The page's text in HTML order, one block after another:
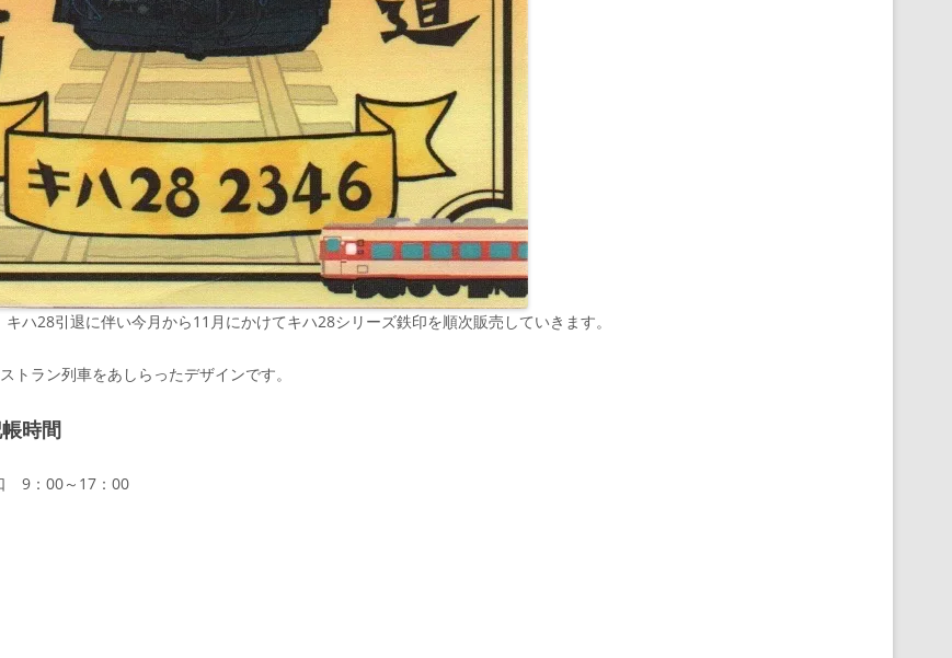
ハ28引退に伴い今月から11月にかけてキハ28シリーズ鉄印を順次販売していきます。
トラン列車をあしらったデザインです。
時間
9：00～17：00